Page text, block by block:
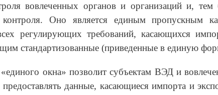
вовлеченных органов и организаций и, тем
контроля. Оно является единым пропускным
регулирующих требований, касающихся
стандартизованные (приведенные в единую
окна» позволит субъектам ВЭД и
предоставлять данные, касающиеся импорта и